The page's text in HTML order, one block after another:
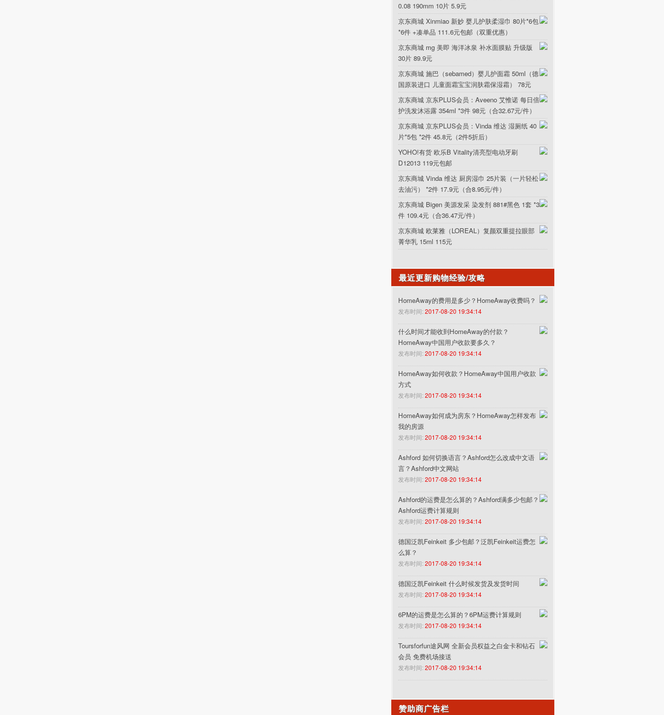
0.08 190mm 10片 5.9元
京东商城 Xinmiao 新妙 婴儿护肤柔湿巾 80片*6包
*6件 +凑单品 111.6元包邮（双重优惠）
京东商城 mg 美即 海洋冰泉 补水面膜贴 升级版
30片 89.9元
京东商城 施巴（sebamed）婴儿护面霜 50ml（德
国原装进口 儿童面霜宝宝润肤霜保湿霜） 78元
京东商城 京东PLUS会员：Aveeno 艾惟诺 每日倍
护洗发沐浴露 354ml *3件 98元（合32.67元/件）
京东商城 京东PLUS会员：Vinda 维达 湿厕纸 40
片*5包 *2件 45.8元（2件5折后）
YOHO!有货 欧乐B Vitality清亮型电动牙刷
D12013 119元包邮
京东商城 Vinda 维达 厨房湿巾 25片装（一片轻松
去油污） *2件 17.9元（合8.95元/件）
京东商城 Bigen 美源发采 染发剂 881#黑色 1套 *3
件 109.4元（合36.47元/件）
京东商城 欧莱雅（LOREAL）复颜双重提拉眼部
菁华乳 15ml 115元
最近更新购物经验/攻略
HomeAway的费用是多少？HomeAway收费吗？
发布时间: 2017-08-20 19:34:14
什么时间才能收到HomeAway的付款？
HomeAway中国用户收款要多久？
发布时间: 2017-08-20 19:34:14
HomeAway如何收款？HomeAway中国用户收款
方式
发布时间: 2017-08-20 19:34:14
HomeAway如何成为房东？HomeAway怎样发布
我的房源
发布时间: 2017-08-20 19:34:14
Ashford 如何切换语言？Ashford怎么改成中文语
言？Ashford中文网站
发布时间: 2017-08-20 19:34:14
Ashford的运费是怎么算的？Ashford满多少包邮？
Ashford运费计算规则
发布时间: 2017-08-20 19:34:14
德国泛凯Feinkeit 多少包邮？泛凯Feinkeit运费怎
么算？
发布时间: 2017-08-20 19:34:14
德国泛凯Feinkeit 什么时候发货及发货时间
发布时间: 2017-08-20 19:34:14
6PM的运费是怎么算的？6PM运费计算规则
发布时间: 2017-08-20 19:34:14
Toursforfun途风网 全新会员权益之白金卡和钻石
会员 免费机场接送
发布时间: 2017-08-20 19:34:14
赞助商广告栏